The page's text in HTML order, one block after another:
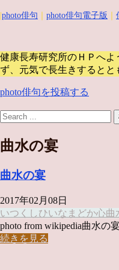
photo俳句 photo俳句電子版
健康長寿研究所のＨＰへ
ず、元気で長生きすると
photo俳句を投稿する
曲水の宴
曲水の宴
2017年02月08日
いつくし ひいな まどか心曲
photo from wikipedia曲水の
続きを見る